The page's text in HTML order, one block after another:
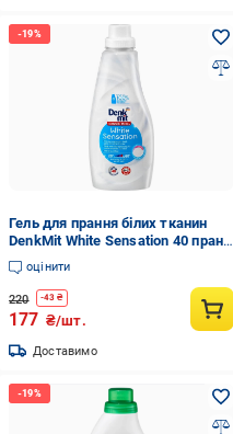
Гель для прання білих тканин
DenkMit White Sensation 40 прань
1 л
оцінити
220 -43 ₴
177 ₴/шт.
Доставимо